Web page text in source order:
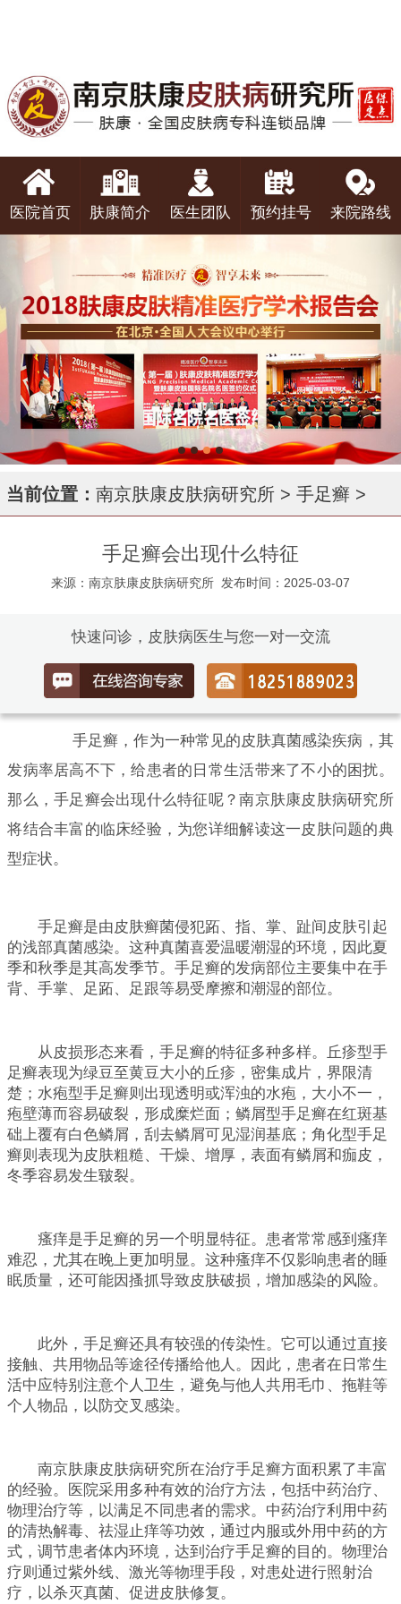
医院首页 肤康简介 医生团队 预约挂号 来院路线
当前位置： 南京肤康皮肤病研究所 > 手足癣 >
手足癣会出现什么特征
来源：南京肤康皮肤病研究所 发布时间：2025-03-07
快速问诊，皮肤病医生与您一对一交流
手足癣，作为一种常见的皮肤真菌感染疾病，其
发病率居高不下，给患者的日常生活带来了不小的困扰。
那么，手足癣会出现什么特征呢？南京肤康皮肤病研究所
将结合丰富的临床经验，为您详细解读这一皮肤问题的典
型症状。
手足癣是由皮肤癣菌侵犯跖、指、掌、趾间皮肤引起
的浅部真菌感染。这种真菌喜爱温暖潮湿的环境，因此夏
季和秋季是其高发季节。手足癣的发病部位主要集中在手
背、手掌、足跖、足跟等易受摩擦和潮湿的部位。
从皮损形态来看，手足癣的特征多种多样。丘疹型手
足癣表现为绿豆至黄豆大小的丘疹，密集成片，界限清
楚；水疱型手足癣则出现透明或浑浊的水疱，大小不一，
疱壁薄而容易破裂，形成糜烂面；鳞屑型手足癣在红斑基
础上覆有白色鳞屑，刮去鳞屑可见湿润基底；角化型手足
癣则表现为皮肤粗糙、干燥、增厚，表面有鳞屑和痂皮，
冬季容易发生皲裂。
瘙痒是手足癣的另一个明显特征。患者常常感到瘙痒
难忍，尤其在晚上更加明显。这种瘙痒不仅影响患者的睡
眠质量，还可能因搔抓导致皮肤破损，增加感染的风险。
此外，手足癣还具有较强的传染性。它可以通过直接
接触、共用物品等途径传播给他人。因此，患者在日常生
活中应特别注意个人卫生，避免与他人共用毛巾、拖鞋等
个人物品，以防交叉感染。
南京肤康皮肤病研究所在治疗手足癣方面积累了丰富
的经验。医院采用多种有效的治疗方法，包括中药治疗、
物理治疗等，以满足不同患者的需求。中药治疗利用中药
的清热解毒、祛湿止痒等功效，通过内服或外用中药的方
式，调节患者体内环境，达到治疗手足癣的目的。物理治
疗则通过紫外线、激光等物理手段，对患处进行照射治
疗，以杀灭真菌、促进皮肤修复。